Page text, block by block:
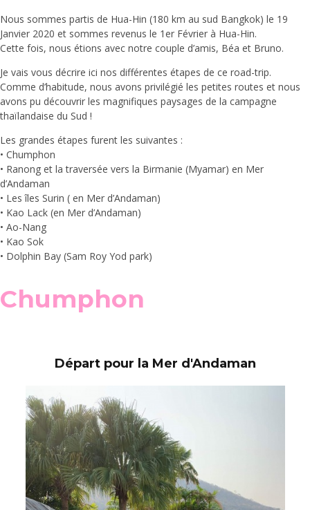
Nous sommes partis de Hua-Hin (180 km au sud Bangkok) le 19
Janvier 2020 et sommes revenus le 1er Février à Hua-Hin.
Cette fois, nous étions avec notre couple d’amis, Béa et Bruno.
Je vais vous décrire ici nos différentes étapes de ce road-trip.
Comme d’habitude, nous avons privilégié les petites routes et nous
avons pu découvrir les magnifiques paysages de la campagne
thaïlandaise du Sud !
Les grandes étapes furent les suivantes :
• Chumphon
• Ranong et la traversée vers la Birmanie (Myamar) en Mer
d’Andaman
• Les îles Surin ( en Mer d’Andaman)
• Kao Lack (en Mer d’Andaman)
• Ao-Nang
• Kao Sok
• Dolphin Bay (Sam Roy Yod park)
Chumphon
Départ pour la Mer d'Andaman